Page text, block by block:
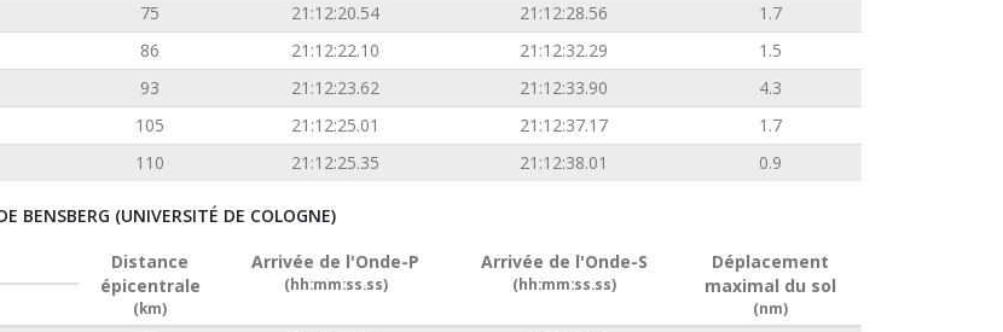
75 21:12:20.54 21:12:28.56
1.7
86 21:12:22.10 21:12:32.29
1.5
93 21:12:23.62 21:12:33.90
4.3
105 21:12:25.01 21:12:37.17
1.7
110 21:12:25.35 21:12:38.01 0.9
BENSBERG (UNIVERSITÉ DE COLOGNE)
Distance
épicentrale
(km)
Arrivée de l'Onde-P
(hh:mm:ss.ss)
Arrivée de l'Onde-S
(hh:mm:ss.ss)
Déplacement
maximal du sol
(nm)